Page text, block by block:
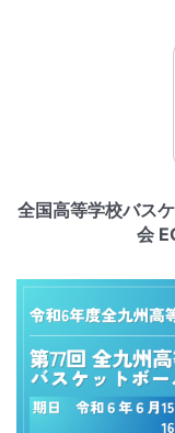
全国高等学校バス
会